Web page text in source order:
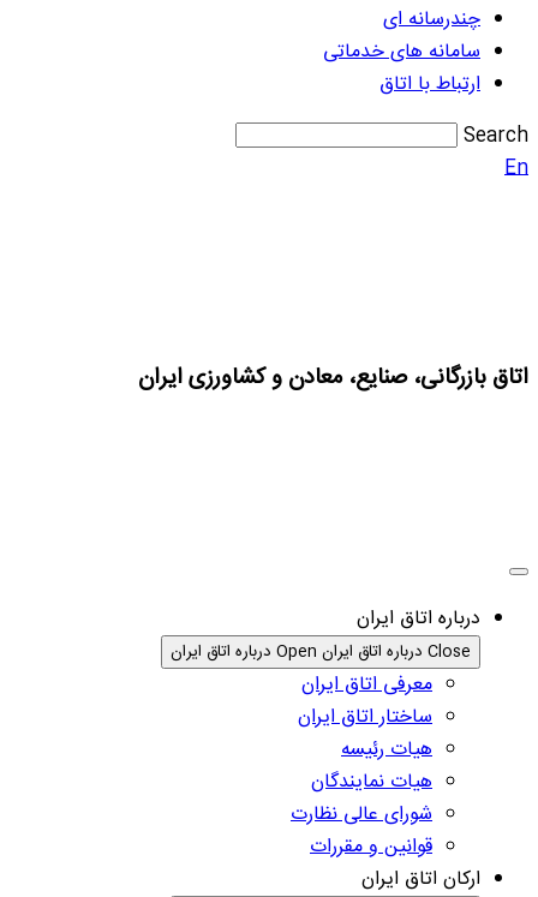
چندرسانه ای
سامانه های خدماتی
ارتباط با اتاق
Search
En
اتاق بازرگانی، صنایع، معادن و کشاورزی ایران
درباره اتاق ایران
Close درباره اتاق ایران Open درباره اتاق ایران
معرفی اتاق ایران
ساختار اتاق ایران
هیات رئیسه
هیات نمایندگان
شورای عالی نظارت
قوانین و مقررات
ارکان اتاق ایران